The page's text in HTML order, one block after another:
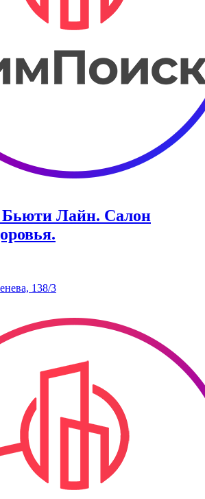
Бьюти Лайн. Салон
138/3